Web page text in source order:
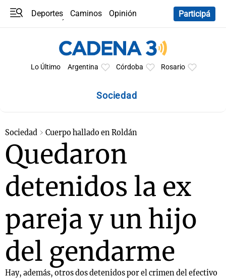
Deportes Caminos
Opinión
Participá
Lo Último Argentina Córdoba Rosario
Sociedad
Sociedad Cuerpo hallado en Roldán
Quedaron
detenidos la ex
pareja y un hijo
del gendarme
Hay, además, otros dos detenidos por el crimen del efectivo